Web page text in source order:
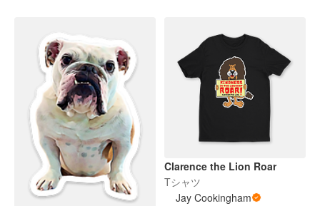
Clarence the Lion Roar
Tシャツ
Jay Cookingham